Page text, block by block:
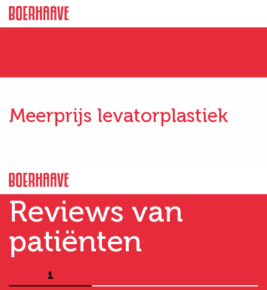
Meerprijs levatorplastiek
Reviews van
patiënten
1